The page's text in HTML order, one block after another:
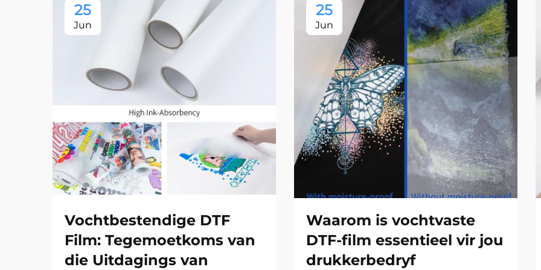
25
Jun
Vochtbestendige DTF
Film: Tegemoetkoms van
die Uitdagings van
25
Jun
Waarom is vochtvaste
DTF-film essentieel vir jou
drukkerbedryf